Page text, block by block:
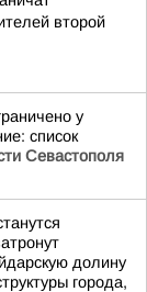
второй
у
список
Севастополя
долину
города,